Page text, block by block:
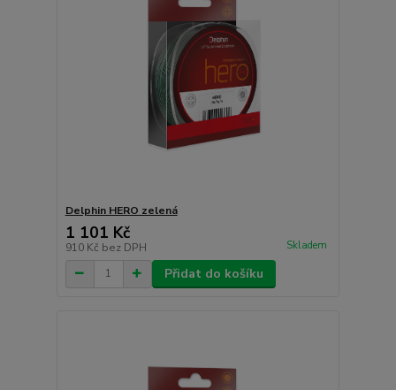
Delphin HERO zelená
1 101 Kč
910 Kč bez DPH Skladem
Přidat do košíku